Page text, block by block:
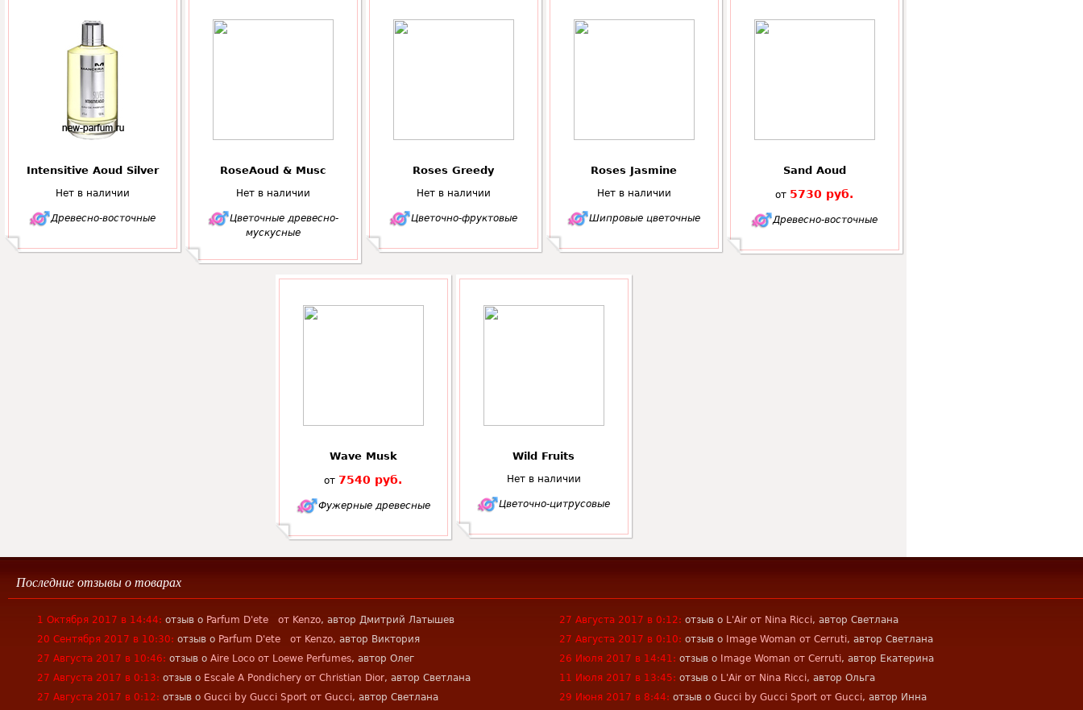
Intensitive Aoud Silver
Нет в наличии
Древесно-восточные
RoseAoud & Musc
Нет в наличии
Цветочные древесно-
мускусные
Roses Greedy
Нет в наличии
Цветочно-фруктовые
Roses Jasmine
Нет в наличии
Шипровые цветочные
Sand Aoud
от 5730 руб.
Древесно-восточные
Wave Musk
от 7540 руб.
Фужерные древесные
Wild Fruits
Нет в наличии
Цветочно-цитрусовые
Последние отзывы о товарах
1 Октября 2017 в 14:44: отзыв о Parfum D'ete от Kenzo, автор Дмитрий Латышев
20 Сентября 2017 в 10:30: отзыв о Parfum D'ete от Kenzo, автор Виктория
27 Августа 2017 в 10:46: отзыв оAire Loco от Loewe Perfumes, автор Олег
27 Августа 2017 в 0:13: отзыв о Escale A Pondichery от Christian Dior, автор Светлана
27 Августа 2017 в 0:12: отзыв оGucci by Gucci Sport от Gucci, автор Светлана
27 Августа 2017 в 0:12: отзыв о L'Air от Nina Ricci, автор Светлана
27 Августа 2017 в 0:10: отзыв о Image Woman от Cerruti, автор Светлана
26 Июля 2017 в 14:41: отзыв о Image Woman от Cerruti, автор Екатерина
11 Июля 2017 в 13:45: отзыв о L'Air от Nina Ricci, автор Ольга
29 Июня 2017 в 8:44: отзыв о Gucci by Gucci Sport от Gucci, автор Инна